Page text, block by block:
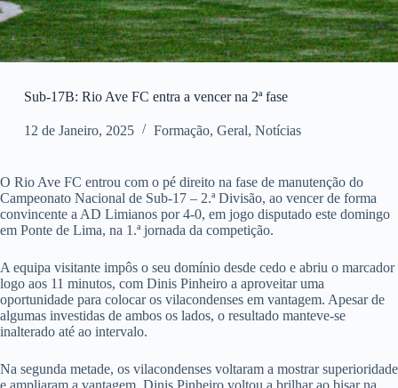
Sub-17B: Rio Ave FC entra a vencer na 2ª fase
12 de Janeiro, 2025 Formação, Geral, Notícias
O Rio Ave FC entrou com o pé direito na fase de manutenção do
Campeonato Nacional de Sub-17 – 2.ª Divisão, ao vencer de forma
convincente a AD Limianos por 4-0, em jogo disputado este domingo
em Ponte de Lima, na 1.ª jornada da competição.
A equipa visitante impôs o seu domínio desde cedo e abriu o marcador
logo aos 11 minutos, com Dinis Pinheiro a aproveitar uma
oportunidade para colocar os vilacondenses em vantagem. Apesar de
algumas investidas de ambos os lados, o resultado manteve-se
inalterado até ao intervalo.
Na segunda metade, os vilacondenses voltaram a mostrar superioridade
e ampliaram a vantagem. Dinis Pinheiro voltou a brilhar ao bisar na